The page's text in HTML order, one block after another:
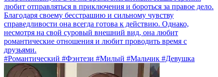
любит отправляться в приключения и бороться за правое дело.
Благодаря своему бесстрашию и сильному чувству
справедливости она всегда готова к действию. Однако,
несмотря на свой суровый внешний вид, она любит
романтические отношения и любит проводить время с
друзьями.
#Романтический #Фэнтези #Милый #Мальчик #Девушка